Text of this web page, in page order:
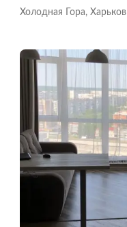
Холодная Гора, Харьков